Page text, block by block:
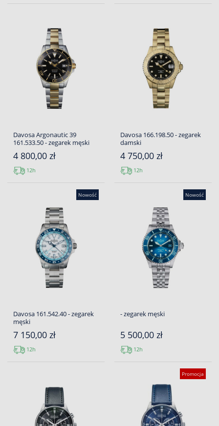
Davosa Argonautic 39
161.533.50 - zegarek męski
4 800,00 zł
12h
Davosa 166.198.50 - zegarek
damski
4 750,00 zł
12h
Nowość
Davosa 161.542.40 - zegarek
męski
7 150,00 zł
12h
Nowość
- zegarek męski
5 500,00 zł
12h
Promocja